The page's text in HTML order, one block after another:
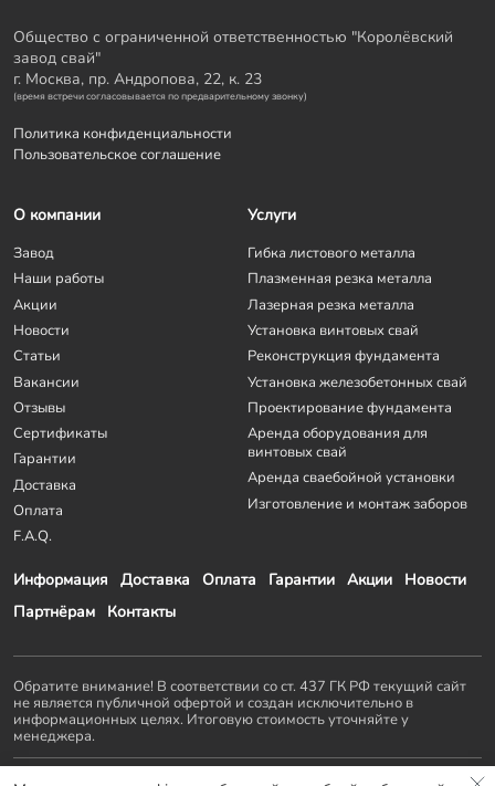
Общество с ограниченной ответственностью "Королёвский
завод свай"
г. Москва, пр. Андропова, 22, к. 23
(время встречи согласовывается по предварительному звонку)
Политика конфиденциальности
Пользовательское соглашение
Информация Доставка Оплата Гарантии Акции
Новости
Партнёрам
Контакты
О компании
Завод
Наши работы
Акции
Новости
Статьи
Вакансии
Отзывы
Сертификаты
Гарантии
Доставка
Оплата
F.A.Q.
Услуги
Гибка листового металла
Плазменная резка металла
Лазерная резка металла
Установка винтовых свай
Реконструкция фундамента
Установка железобетонных свай
Проектирование фундамента
Аренда оборудования для
винтовых свай
Аренда сваебойной установки
Изготовление и монтаж заборов
Обратите внимание! В соответствии со ст. 437 ГК РФ текущий сайт
не является публичной офертой и создан исключительно в
информационных целях. Итоговую стоимость уточняйте у
менеджера.
Остальные проекты KZS GROUP